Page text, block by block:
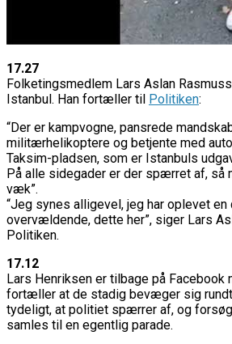
17.27
Folketingsmedlem Lars Aslan
Istanbul. Han fortæller til Politiken:
“Der er kampvogne, pansrede
militærhelikoptere og betjente med
Taksim-pladsen, som er Istanbuls
På alle sidegader er der spærret af, så
væk”.
“Jeg synes alligevel, jeg har oplevet
overvældende, dette her”, siger Lars
Politiken.
17.12
Lars Henriksen er tilbage på Facebook
fortæller at de stadig bevæger sig
tydeligt, at politiet spærrer af, og
samles til en egentlig parade.